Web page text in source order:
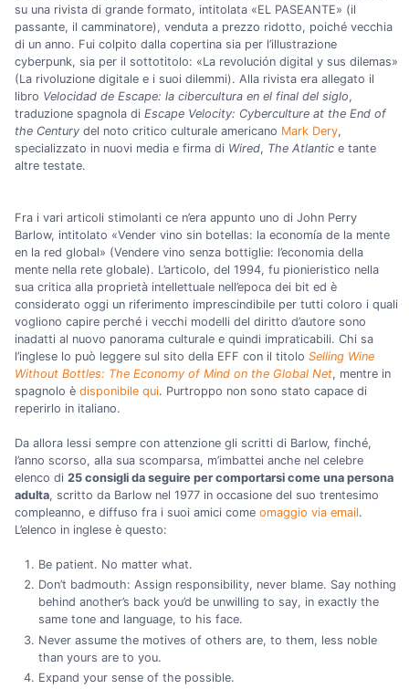
su una rivista di grande formato, intitolata «EL PASEANTE» (il
passante, il camminatore), venduta a prezzo ridotto, poiché vecchia
di un anno. Fui colpito dalla copertina sia per l’illustrazione
cyberpunk, sia per il sottotitolo: «La revolución digital y sus dilemas»
(La rivoluzione digitale e i suoi dilemmi). Alla rivista era allegato il
libro Velocidad de Escape: la cibercultura en el final del siglo,
traduzione spagnola di Escape Velocity: Cyberculture at the End of
the Century del noto critico culturale americano Mark Dery,
specializzato in nuovi media e firma di Wired, The Atlantic e tante
altre testate.
Fra i vari articoli stimolanti ce n’era appunto uno di John Perry
Barlow, intitolato «Vender vino sin botellas: la economía de la mente
en la red global» (Vendere vino senza bottiglie: l’economia della
mente nella rete globale). L’articolo, del 1994, fu pionieristico nella
sua critica alla proprietà intellettuale nell’epoca dei bit ed è
considerato oggi un riferimento imprescindibile per tutti coloro i quali
vogliono capire perché i vecchi modelli del diritto d’autore sono
inadatti al nuovo panorama culturale e quindi impraticabili. Chi sa
l’inglese lo può leggere sul sito della EFF con il titolo Selling Wine
Without Bottles: The Economy of Mind on the Global Net, mentre in
spagnolo è disponibile qui. Purtroppo non sono stato capace di
reperirlo in italiano.
Da allora lessi sempre con attenzione gli scritti di Barlow, finché,
l’anno scorso, alla sua scomparsa, m’imbattei anche nel celebre
elenco di 25 consigli da seguire per comportarsi come una persona
adulta, scritto da Barlow nel 1977 in occasione del suo trentesimo
compleanno, e diffuso fra i suoi amici come omaggio via email.
L’elenco in inglese è questo:
Be patient. No matter what.
Don’t badmouth: Assign responsibility, never blame. Say nothing
behind another’s back you’d be unwilling to say, in exactly the
same tone and language, to his face.
Never assume the motives of others are, to them, less noble
than yours are to you.
Expand your sense of the possible.